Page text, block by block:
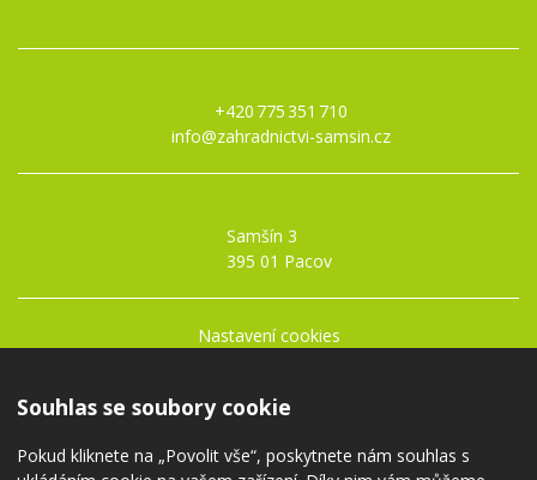
+420 775 351 710
info@zahradnictvi-samsin.cz
Samšín 3
395 01 Pacov
Nastavení cookies
Souhlas se soubory cookie
Pokud kliknete na „Povolit vše“, poskytnete nám souhlas s